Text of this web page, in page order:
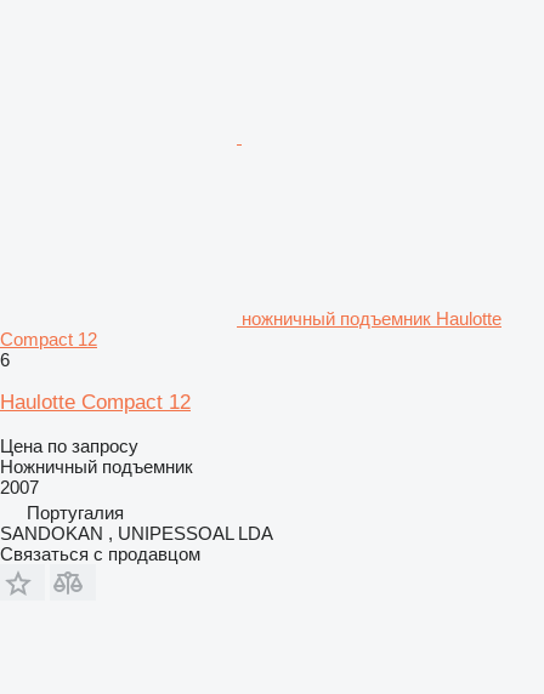
ножничный подъемник Haulotte
Compact 12
6
Haulotte Compact 12
Цена по запросу
Ножничный подъемник
2007
Португалия
SANDOKAN , UNIPESSOAL LDA
Связаться с продавцом